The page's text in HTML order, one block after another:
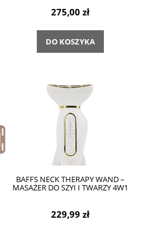
275,00 zł
DO KOSZYKA
BAFFS NECK THERAPY WAND –
MASAŻER DO SZYI I TWARZY 4W1
229,99 zł